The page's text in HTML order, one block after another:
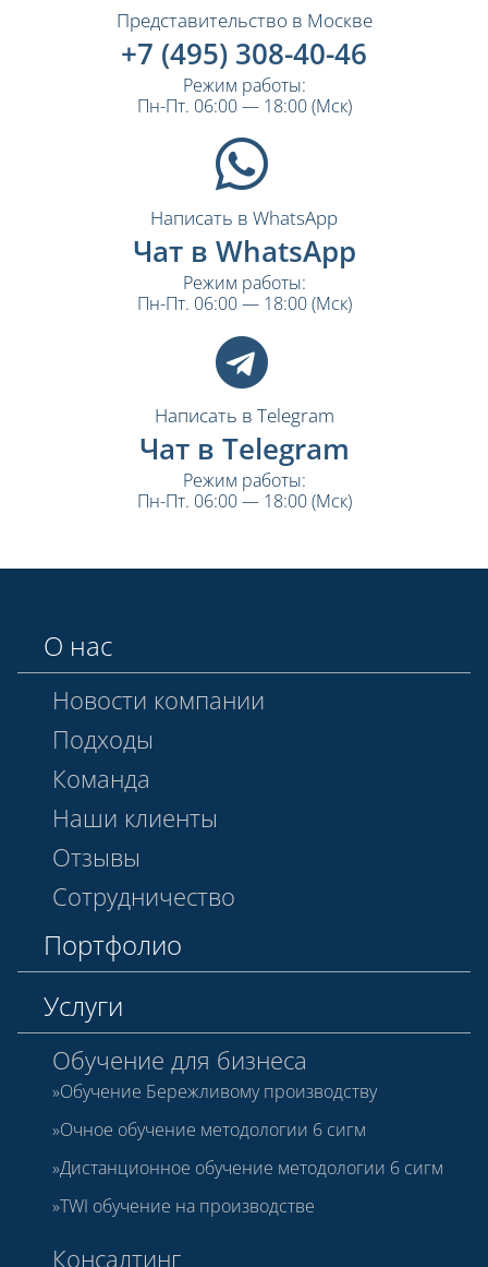
Представительство в Москве
+7 (495) 308-40-46
Режим работы:
Пн-Пт. 06:00 — 18:00 (Мск)
Написать в WhatsApp
Чат в WhatsApp
Режим работы:
Пн-Пт. 06:00 — 18:00 (Мск)
Написать в Telegram
Чат в Telegram
Режим работы:
Пн-Пт. 06:00 — 18:00 (Мск)
О нас
Новости компании
Подходы
Команда
Наши клиенты
Отзывы
Сотрудничество
Портфолио
Услуги
Обучение для бизнеса
Обучение Бережливому производству
Очное обучение методологии 6 сигм
Дистанционное обучение методологии 6 сигм
TWI обучение на производстве
Консалтинг